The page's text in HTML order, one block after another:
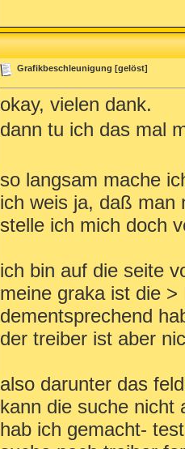
Grafikbeschleunigung [gelöst]
okay, vielen dank.
dann tu ich das mal
so langsam mache
ich weis ja, daß man
stelle ich mich doch
ich bin auf die seite
meine graka ist die
dementsprechend
der treiber ist aber
also darunter das
kann die suche nicht
hab ich gemacht-